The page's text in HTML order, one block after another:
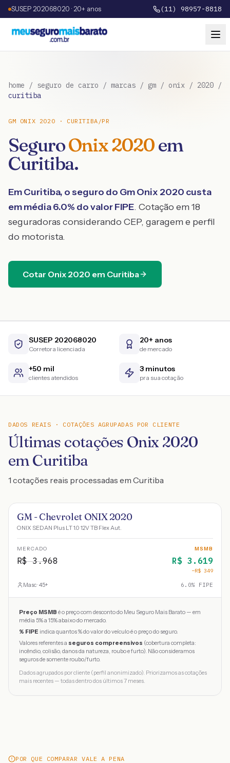
SUSEP 202068020 · 20+ anos (11) 98957-8818
home / seguro de carro / marcas / gm / onix / 2020 /
curitiba
GM ONIX 2020 · CURITIBA /PR
SeguroOnix2020em
Curitiba.
EmCuritiba, o seguro do GmOnix 2020 custa
em média6.0% do valor FIPE. Cotação em 18
seguradoras considerando CEP, garagem e perfil
do motorista.
Cotar Onix 2020 em Curitiba
SUSEP 202068020
Corretora licenciada
20+ anos
de mercado
+50 mil
clientes atendidos
3 minutos
pra sua cotação
DADOS REAIS · COTAÇÕES AGRUPADAS POR CLIENTE
Últimas cotações Onix 2020
em Curitiba
1 cotações reais processadas em Curitiba
GM - Chevrolet ONIX 2020
ONIX SEDAN Plus LT 1.0 12V TB Flex Aut.
MERCADO
R$3.968
MSMB
R$ 3.619
−R$ 349
Masc · 45+ 6.0% FIPE
Preço MSMB é o preço com desconto do Meu Seguro Mais Barato — em
média 5% a 15% abaixo do mercado.
% FIPE indica quantos % do valor do veículo é o preço do seguro.
Valores referentes a seguros compreensivos (cobertura completa:
incêndio, colisão, danos da natureza, roubo e furto). Não consideramos
seguros de somente roubo/furto.
Dados agrupados por cliente (perfil anonimizado). Priorizamos as cotações
mais recentes — todas dentro dos últimos 7 meses.
POR QUE COMPARAR VALE A PENA